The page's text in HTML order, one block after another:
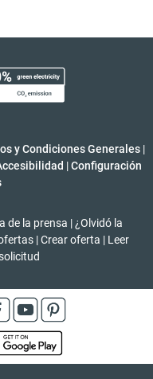
y Condiciones Generales |
| Configuración
de la prensa | ¿Olvidó la
| Crear oferta | Leer